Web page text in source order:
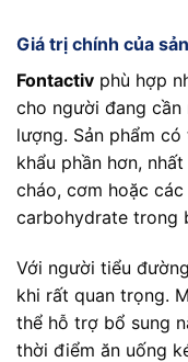
Giá trị chính của
Fontactiv phù hợp
cho người đang
lượng. Sản phẩm
khẩu phần hơn,
cháo, cơm hoặc
carbohydrate trong
Với người tiểu
khi rất quan trọng.
thể hỗ trợ bổ sung
thời điểm ăn uống